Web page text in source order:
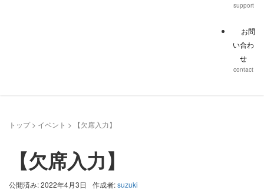
support
お問
い合わ
せ
contact
トップ> イベント > 【欠席入力】
【欠席入力】
公開済み: 2022年4月3日 作成者:suzuki